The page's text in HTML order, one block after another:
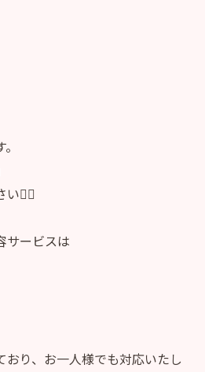
🙇‍♀️
サービスは
おり、お一人様でも対応いたし